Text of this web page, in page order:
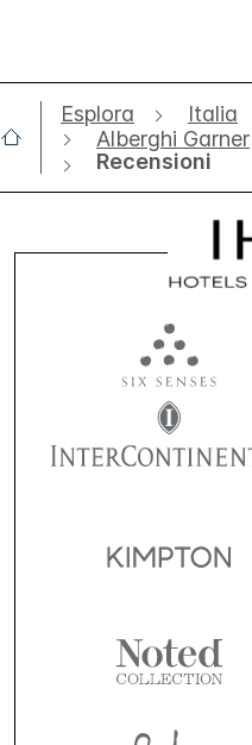
Esplora Italia
Alberghi Garner
Recensioni